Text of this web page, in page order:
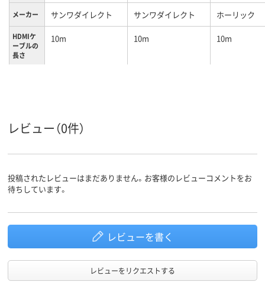
メーカー サンワダイレクト サンワダイレクト ホーリック
HDMIケ
ーブルの
長さ
10m 10m 10m
レビュー（0件）
投稿されたレビューはまだありません。お客様のレビューコメントをお
待ちしています。
レビューを書く
レビューをリクエストする